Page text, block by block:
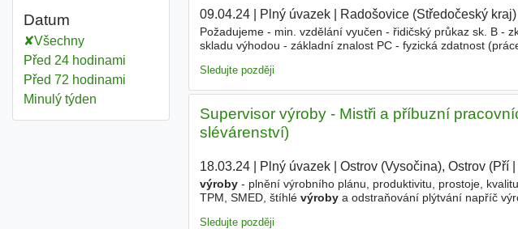
Datum
Všechny
Před 24 hodinami
Před 72 hodinami
Minulý týden
09.04.24| Plný úvazek| Radošovice (Středočeský kraj)|
Požadujeme - min. vzdělání vyučen - řidičský průkaz sk. B -
skladu výhodou - základní znalost PC - fyzická zdatnost
Sledujte později
Supervisor výroby - Mistři a příbuzní
slévárenství)
18.03.24| Plný úvazek| Ostrov (Vysočina), Ostrov (Pří|
výroby- plnění výrobního plánu, produktivitu, prostoje,
TPM, SMED, štíhlé výrobya odstraňování plýtvání napříč
Sledujte později